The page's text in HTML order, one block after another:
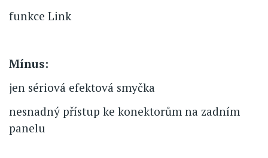
funkce Link
Mínus:
jen sériová efektová smyčka
nesnadný přístup ke konektorům na zadním
panelu